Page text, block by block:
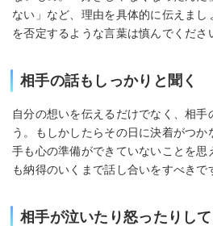
ない」など、理由を具体的に伝えま
を否定するような言葉は慎んでくださ
相手の話もしっかりと聞く
自分の想いを伝えるだけでなく、相手
う。もしかしたらその日に決着がつ
手も心の準備ができていないことを思
も納得のいくまで話し合いをすべきで
相手が泣いたり怒ったりし